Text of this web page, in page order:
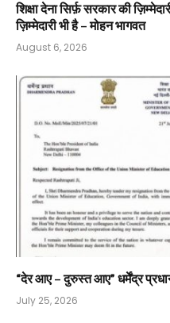
शिक्षा देना सिर्फ़ सरकार की
ज़िम्मेदारी भी है – मोहन भागवत
August 6, 2026
“देर आए – दुरुस्त आए” धर्मेंद्र
July 25, 2026